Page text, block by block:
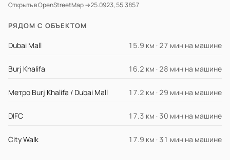
Открыть в OpenStreetMap →25.0923, 55.3857
РЯДОМ С ОБЪЕКТОМ
Dubai Mall 15.9 км · 27 мин на машине
Burj Khalifa 16.2 км · 28 мин на машине
Метро Burj Khalifa / Dubai Mall 17.2 км · 29 мин на машине
DIFC 17.3 км · 30 мин на машине
City Walk 17.9 км · 31 мин на машине